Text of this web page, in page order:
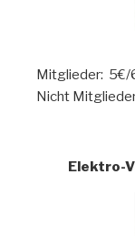
Mitglieder: 5€/
Nicht
Elektro-